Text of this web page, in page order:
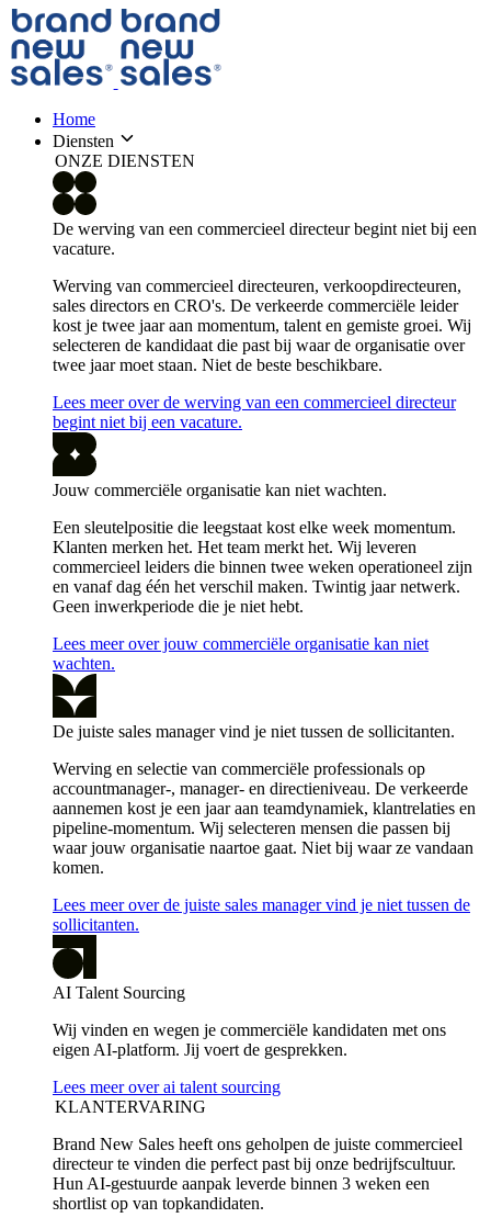
Home
Diensten
ONZE DIENSTEN
De werving van een commercieel directeur begint niet bij een
vacature.
Werving van commercieel directeuren, verkoopdirecteuren,
sales directors en CRO's. De verkeerde commerciële leider
kost je twee jaar aan momentum, talent en gemiste groei. Wij
selecteren de kandidaat die past bij waar de organisatie over
twee jaar moet staan. Niet de beste beschikbare.
Lees meer over de werving van een commercieel directeur
begint niet bij een vacature.
Jouw commerciële organisatie kan niet wachten.
Een sleutelpositie die leegstaat kost elke week momentum.
Klanten merken het. Het team merkt het. Wij leveren
commercieel leiders die binnen twee weken operationeel zijn
en vanaf dag één het verschil maken. Twintig jaar netwerk.
Geen inwerkperiode die je niet hebt.
Lees meer over jouw commerciële organisatie kan niet
wachten.
De juiste sales manager vind je niet tussen de sollicitanten.
Werving en selectie van commerciële professionals op
accountmanager-, manager- en directieniveau. De verkeerde
aannemen kost je een jaar aan teamdynamiek, klantrelaties en
pipeline-momentum. Wij selecteren mensen die passen bij
waar jouw organisatie naartoe gaat. Niet bij waar ze vandaan
komen.
Lees meer over de juiste sales manager vind je niet tussen de
sollicitanten.
AI Talent Sourcing
Wij vinden en wegen je commerciële kandidaten met ons
eigen AI-platform. Jij voert de gesprekken.
Lees meer over ai talent sourcing
KLANTERVARING
Brand New Sales heeft ons geholpen de juiste commercieel
directeur te vinden die perfect past bij onze bedrijfscultuur.
Hun AI-gestuurde aanpak leverde binnen 3 weken een
shortlist op van topkandidaten.